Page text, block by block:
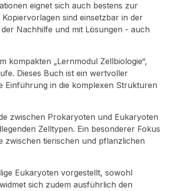
eignet sich auch bestens zur
sind einsetzbar in der
Nachhilfe und mit Lösungen - auch
kompakten „Lernmodul Zellbiologie“,
Dieses Buch ist ein wertvoller
Einführung in die komplexen Strukturen
zwischen Prokaryoten und Eukaryoten
Zelltypen. Ein besonderer Fokus
zwischen tierischen und pflanzlichen
Eukaryoten vorgestellt, sowohl
sich zudem ausführlich den